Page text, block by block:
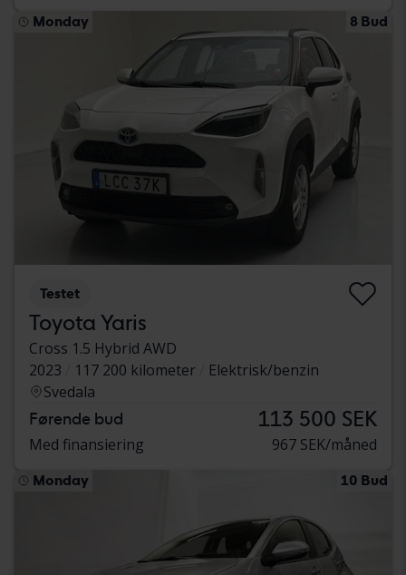
Monday 8 Bud
Testet
Toyota Yaris
Cross 1.5 Hybrid AWD
2023
117 200 kilometer
Elektrisk/benzin
Svedala
Førende bud 113 500 SEK
Med finansiering 967 SEK/måned
Monday 10 Bud